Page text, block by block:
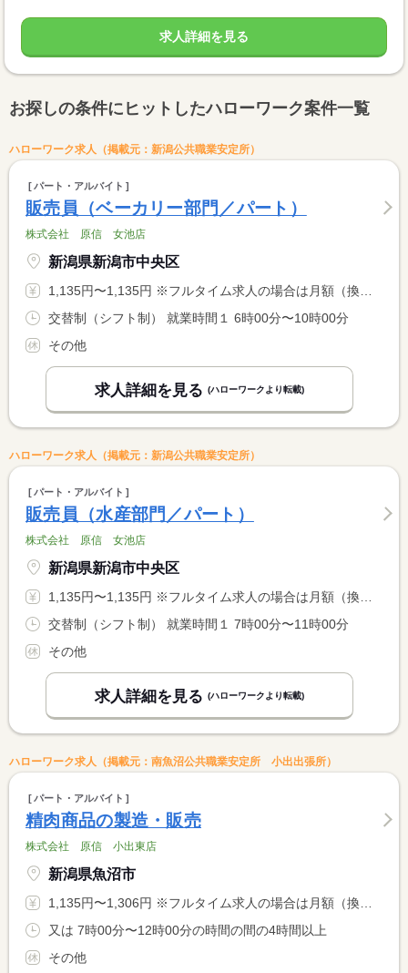
求人詳細を見る
お探しの条件にヒットしたハローワーク案件一覧
ハローワーク求人（掲載元：新潟公共職業安定所）
パート・アルバイト
販売員（ベーカリー部門／パート）
株式会社 原信 女池店
新潟県新潟市中央区
1,135円〜1,135円 ※フルタイム求人の場合は月額（換算額）、パート求人の場合は時間額を表示しています。
交替制（シフト制） 就業時間１ 6時00分〜10時00分
その他
求人詳細を見る (ハローワークより転載)
ハローワーク求人（掲載元：新潟公共職業安定所）
パート・アルバイト
販売員（水産部門／パート）
株式会社 原信 女池店
新潟県新潟市中央区
1,135円〜1,135円 ※フルタイム求人の場合は月額（換算額）、パート求人の場合は時間額を表示しています。
交替制（シフト制） 就業時間１ 7時00分〜11時00分
その他
求人詳細を見る (ハローワークより転載)
ハローワーク求人（掲載元：南魚沼公共職業安定所 小出出張所）
パート・アルバイト
精肉商品の製造・販売
株式会社 原信 小出東店
新潟県魚沼市
1,135円〜1,306円 ※フルタイム求人の場合は月額（換算額）、パート求人の場合は時間額を表示しています。
又は 7時00分〜12時00分の時間の間の4時間以上
その他